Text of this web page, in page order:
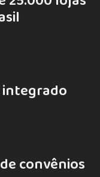
integrado
convênios